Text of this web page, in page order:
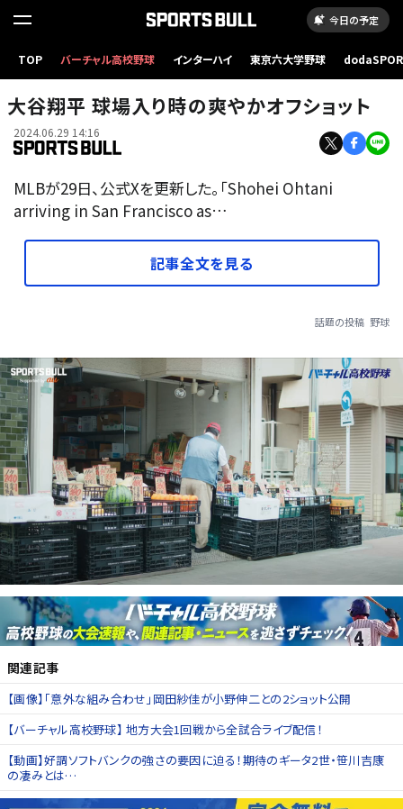
今日の予定
TOP バーチャル高校野球 インターハイ 東京六大学野球
大谷翔平 球場入り時の爽やかオフショット
2024.06.29 14:16
MLBが29日、公式Xを更新した。「Shohei Ohtani
arriving in San Francisco as…
記事全文を見る
話題の投稿 野球
関連記事
【画像】「意外な組み合わせ」岡田紗佳が小野伸二との2ショット公開
【バーチャル高校野球】 地方大会1回戦から全試合ライブ配信！
【動画】好調ソフトバンクの強さの要因に迫る！期待のギータ2世・笹川吉康
の凄みとは…